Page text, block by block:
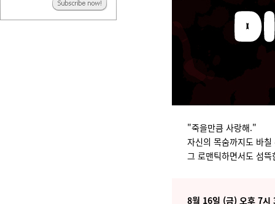
"죽을만큼 사랑해."
자신의 목숨까지도 바
그 로맨틱하면서도 섬
8월 16일 (금) 오후 7시